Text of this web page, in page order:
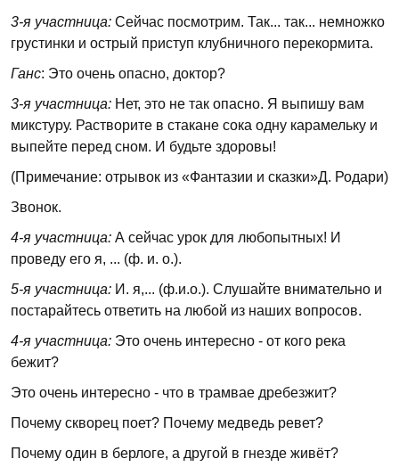
3-я участница: Сейчас посмотрим. Так... так... немножко
грустинки и острый приступ клубничного перекормита.
Ганс: Это очень опасно, доктор?
3-я участница: Нет, это не так опасно. Я выпишу вам
микстуру. Растворите в стакане сока одну карамельку и
выпейте перед сном. И будьте здоровы!
(Примечание: отрывок из «Фантазии и сказки»Д. Родари)
Звонок.
4-я участница: А сейчас урок для любопытных! И
проведу его я, ... (ф. и. о.).
5-я участница: И. я,... (ф.и.о.). Слушайте внимательно и
постарайтесь ответить на любой из наших вопросов.
4-я участница: Это очень интересно - от кого река
бежит?
Это очень интересно - что в трамвае дребезжит?
Почему скворец поет? Почему медведь ревет?
Почему один в берлоге, а другой в гнезде живёт?